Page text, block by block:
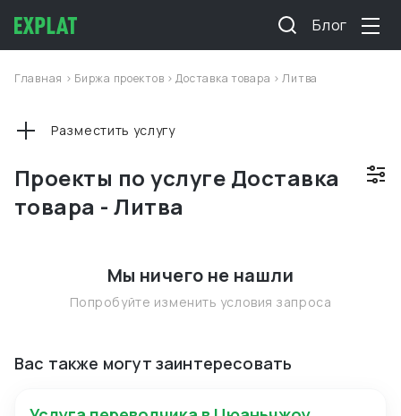
Блог
Главная > Биржа проектов >Доставка товара >Литва
Проекты по услуге Доставка
товара - Литва
Разместить услугу
Мы ничего не нашли
Попробуйте изменить условия запроса
Вас также могут заинтересовать